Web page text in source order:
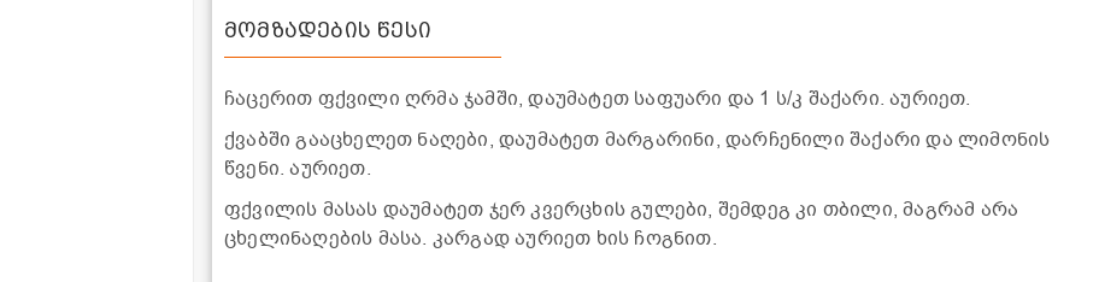
მომზადების წესი
ჩაცერით ფქვილი ღრმა ჯამში, დაუმატეთ საფუარი და 1 ს/კ შაქარი. აურიეთ.
ქვაბში გააცხელეთ ნაღები, დაუმატეთ მარგარინი, დარჩენილი შაქარი და ლიმონის
წვენი. აურიეთ.
ფქვილის მასას დაუმატეთ ჯერ კვერცხის გულები, შემდეგ კი თბილი, მაგრამ არა
ცხელინაღების მასა. კარგად აურიეთ ხის ჩოგნით.